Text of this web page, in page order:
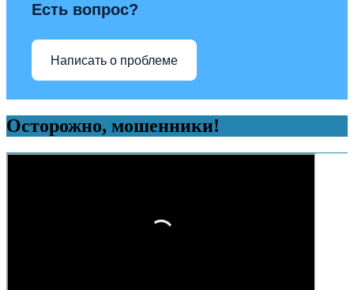
Есть вопрос?
Написать о проблеме
Осторожно, мошенники!